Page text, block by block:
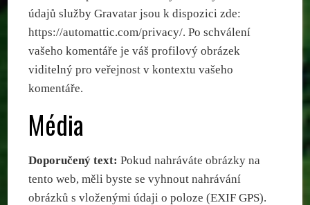
údajů služby Gravatar jsou k dispozici zde:
https://automattic.com/privacy/. Po schválení
vašeho komentáře je váš profilový obrázek
viditelný pro veřejnost v kontextu vašeho
komentáře.
Média
Doporučený text:Pokud nahráváte obrázky na
tento web, měli byste se vyhnout nahrávání
obrázků s vloženými údaji o poloze (EXIF GPS).